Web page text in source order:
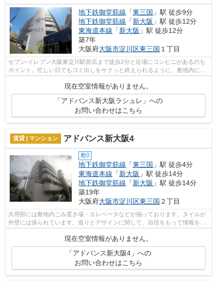
地下鉄御堂筋線 「東三国 」駅 徒歩9分
地下鉄御堂筋線 「新大阪 」駅 徒歩12分
東海道本線 「新大阪 」駅 徒歩12分
築7年
大阪府大阪市淀川区東三国 １丁目
セブン-イレブン大阪東淀川駅前店まで徒歩2分と近場にコンビニがあるのも
ポイント。忙しい日でもゴミ出しをサクッと終えられるように、敷地内にゴ
現在空室情報がありません。
「アドバンス新大阪ラシュレ」への
お問い合わせはこちら
賃貸 | マンション アドバンス新大阪4
敷0
地下鉄御堂筋線 「東三国 」駅 徒歩4分
東海道本線 「新大阪 」駅 徒歩14分
地下鉄御堂筋線 「新大阪 」駅 徒歩14分
築19年
大阪府大阪市淀川区東三国 ２丁目
共用部には敷地内ごみ置き場・エレベータなどが揃っております。タイルが
外壁には張られています。造りとデザインに関して、自信をもって情報を提
供できるマンションです。通風良好な...
現在空室情報がありません。
「アドバンス新大阪4」への
お問い合わせはこちら